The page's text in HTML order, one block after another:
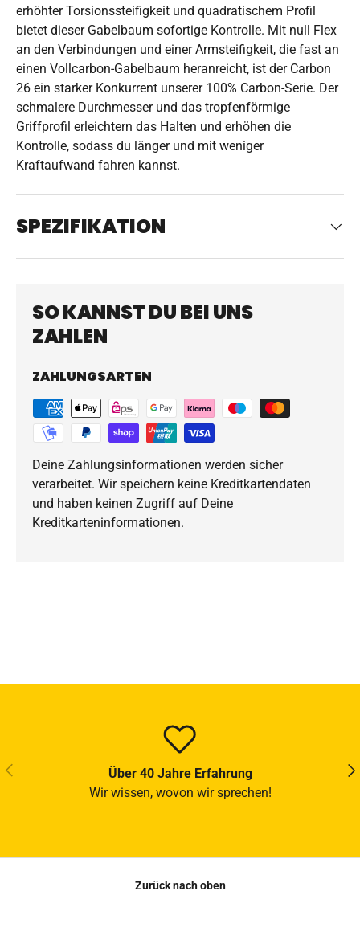
erhöhter Torsionssteifigkeit und quadratischem Profil
bietet dieser Gabelbaum sofortige Kontrolle. Mit null Flex
an den Verbindungen und einer Armsteifigkeit, die fast an
einen Vollcarbon-Gabelbaum heranreicht, ist der Carbon
26 ein starker Konkurrent unserer 100% Carbon-Serie. Der
schmalere Durchmesser und das tropfenförmige
Griffprofil erleichtern das Halten und erhöhen die
Kontrolle, sodass du länger und mit weniger
Kraftaufwand fahren kannst.
SPEZIFIKATION
SO KANNST DU BEI UNS
ZAHLEN
ZAHLUNGSARTEN
Deine Zahlungsinformationen werden sicher
verarbeitet. Wir speichern keine Kreditkartendaten
und haben keinen Zugriff auf Deine
Kreditkarteninformationen.
VORHERIGE
Über 40 Jahre Erfahrung
Wir wissen, wovon wir sprechen!
Zurück nach oben